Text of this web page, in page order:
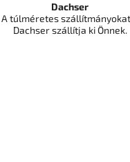
Dachser
A túlméretes
Dachser szállítja ki Önnek.